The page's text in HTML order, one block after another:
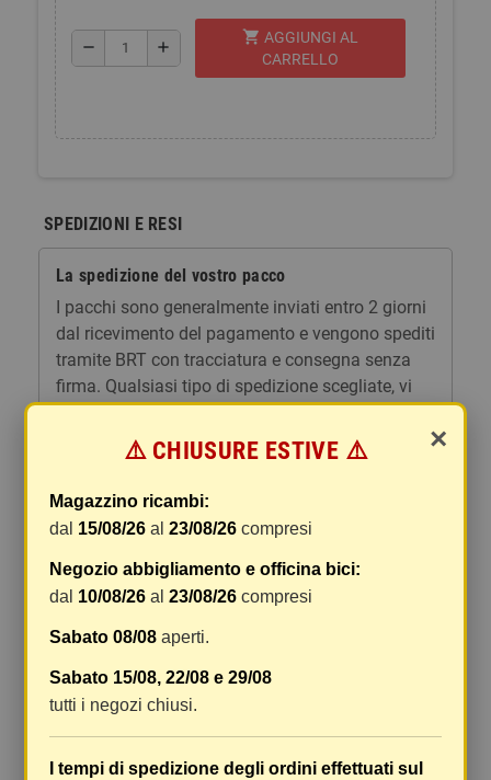
remove add
shopping_cart AGGIUNGI AL
CARRELLO
SPEDIZIONI E RESI
La spedizione del vostro pacco
I pacchi sono generalmente inviati entro 2 giorni
dal ricevimento del pagamento e vengono spediti
tramite BRT con tracciatura e consegna senza
firma. Qualsiasi tipo di spedizione scegliate, vi
forniremo un link per tracciare il vostro pacco
gestione e imballaggio e le spese postali. I costi
di gestione sono fissi, mentre i costi di trasporto
spedizione. Vi consigliamo di raggruppare i
vostri articoli in un unico ordine. Non ci è
possibile raggruppare due ordini distinti
spedizione saranno addebitate per ognuno di
essi. Il vostro pacco sarà inviato a vostro rischio,
ma viene prestata un'attenzione particolare in
caso di oggetti fragili.
×
⚠️ CHIUSURE ESTIVE ⚠️
Magazzino ricambi:
dal 15/08/26 al23/08/26 compresi
Negozio abbigliamento e officina bici:
dal 10/08/26 al23/08/26 compresi
Sabato 08/08 aperti.
Sabato 15/08, 22/08 e 29/08
tutti i negozi chiusi.
I tempi di spedizione degli ordini effettuati sul